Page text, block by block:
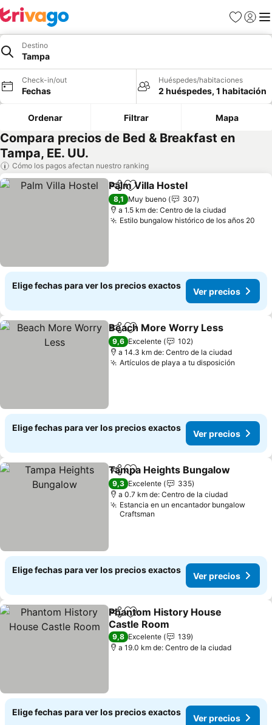
Favoritos
Iniciar
Destino
Tampa
Check-in/out
Fechas
Huéspedes/habitaciones
2 huéspedes, 1 habitación
Ordenar Filtrar Mapa
Compara precios de Bed & Breakfast en
Tampa, EE. UU.
Cómo los pagos afectan nuestro ranking
CompartirAgregar a favoritos
Palm Villa Hostel
8,1 Muy bueno
307
a 1.5 km de: Centro de la ciudad
Estilo bungalow histórico de los años 20
Elige fechas para ver los precios exactos
Ver precios
CompartirAgregar a favoritos
Beach More Worry Less
9,6 Excelente
102
a 14.3 km de: Centro de la ciudad
Artículos de playa a tu disposición
Elige fechas para ver los precios exactos
Ver precios
Compartir
Agregar a favoritos
Tampa Heights Bungalow
9,3 Excelente
335
a 0.7 km de: Centro de la ciudad
Estancia en un encantador bungalow
Craftsman
Elige fechas para ver los precios exactos
Ver precios
CompartirAgregar a favoritos
Phantom History House
Castle Room
9,8 Excelente
139
a 19.0 km de: Centro de la ciudad
Elige fechas para ver los precios exactos
Ver precios